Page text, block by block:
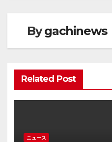
ゲ
ー
シ
ョ
Bygachinews
Related Post
ニュース